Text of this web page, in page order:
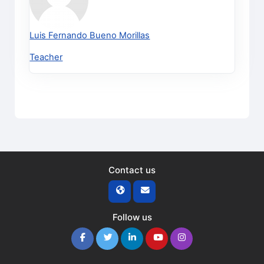
Luis Fernando Bueno Morillas
Teacher
Contact us
Follow us